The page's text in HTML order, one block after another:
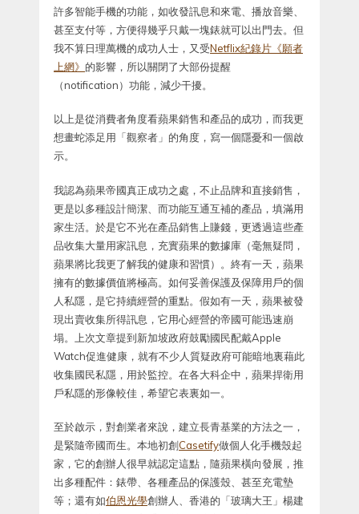
許多智能手機的功能，如收發訊息和來電、播放音樂、
甚至支付等，方便得幾乎只戴一塊錶就可以出門去。但
我不算日理萬機的成功人士，又受Netflix紀錄片《願者
上網》 的影響，所以關閉了大部份提醒
（notification）功能，減少干擾。
以上是從消費者角度看蘋果銷售和產品的成功，而我更
想畫蛇添足用「觀察者」的角度，寫一個隱憂和一個啟
示。
我認為蘋果帝國真正成功之處，不止品牌和直接銷售，
更是以多種設計簡潔、而功能互通互補的產品，填滿用
家生活。於是它不光在產品銷售上賺錢，更透過這些產
品收集大量用家訊息，充實蘋果的數據庫（毫無疑問，
蘋果將比我更了解我的健康和習慣）。終有一天，蘋果
擁有的數據價值將極高。如何妥善保護及保障用戶的個
人私隱，是它持續經營的重點。假如有一天，蘋果被發
現出賣收集所得訊息，它用心經營的帝國可能迅速崩
塌。上次文章提到新加坡政府鼓勵國民配戴Apple
Watch促進健康，就有不少人質疑政府可能暗地裏藉此
收集國民私隱，用於監控。在各大科企中，蘋果捍衛用
戶私隱的形像較佳，希望它表裏如一。
至於啟示，對創業者來說，建立長青基業的方法之一，
是緊隨帝國而生。本地初創Casetify做個人化手機殼起
家，它的創辦人很早就認定這點，隨蘋果橫向發展，推
出多種配件：錶帶、各種產品的保護殼、甚至充電墊
等；還有如伯恩光學創辦人、香港的「玻璃大王」楊建